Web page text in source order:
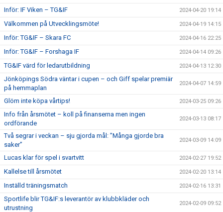
Inför: IF Viken – TG&IF 2024-04-20 19:14
Välkommen på Utvecklingsmöte! 2024-04-19 14:15
Inför: TG&IF – Skara FC 2024-04-16 22:25
Inför: TG&IF – Forshaga IF 2024-04-14 09:26
TG&IF värd för ledarutbildning 2024-04-13 12:30
Jönköpings Södra väntar i cupen – och Giff spelar premiär
på hemmaplan
2024-04-07 14:59
Glöm inte köpa vårtips! 2024-03-25 09:26
Info från årsmötet – koll på finanserna men ingen
ordförande
2024-03-13 08:17
Två segrar i veckan – sju gjorda mål: ”Många gjorde bra
saker”
2024-03-09 14:09
Lucas klar för spel i svartvitt 2024-02-27 19:52
Kallelse till årsmötet 2024-02-20 13:14
Inställd träningsmatch 2024-02-16 13:31
Sportlife blir TG&IF:s leverantör av klubbkläder och
utrustning
2024-02-09 09:52